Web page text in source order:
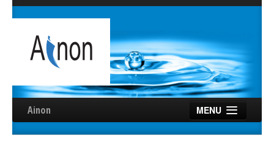
Ainon MENU
Úvod